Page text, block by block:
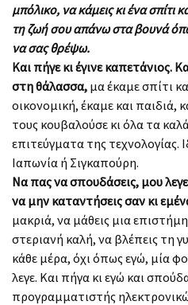
μπόλικο, να κάμεις κι ένα σπίτι
τη ζωή σου απάνω στα βουνά
να σας θρέψω.
Και πήγε κι έγινε καπετάνιος.
στη θάλασσα, μα έκαμε σπίτι
οικονομική, έκαμε και παιδιά,
τους κουβαλούσε κι όλα τα
επιτεύγματα της τεχνολογίας.
Ιαπωνία ή Σιγκαπούρη.
Να πας να σπουδάσεις, μου
να μην καταντήσεις σαν κι
μακριά, να μάθεις μια επιστήμη
στεριανή καλή, να βλέπεις τη
κάθε μέρα, όχι όπως εγώ, μία
λεγε. Και πήγα κι εγώ και
προγραμματιστής